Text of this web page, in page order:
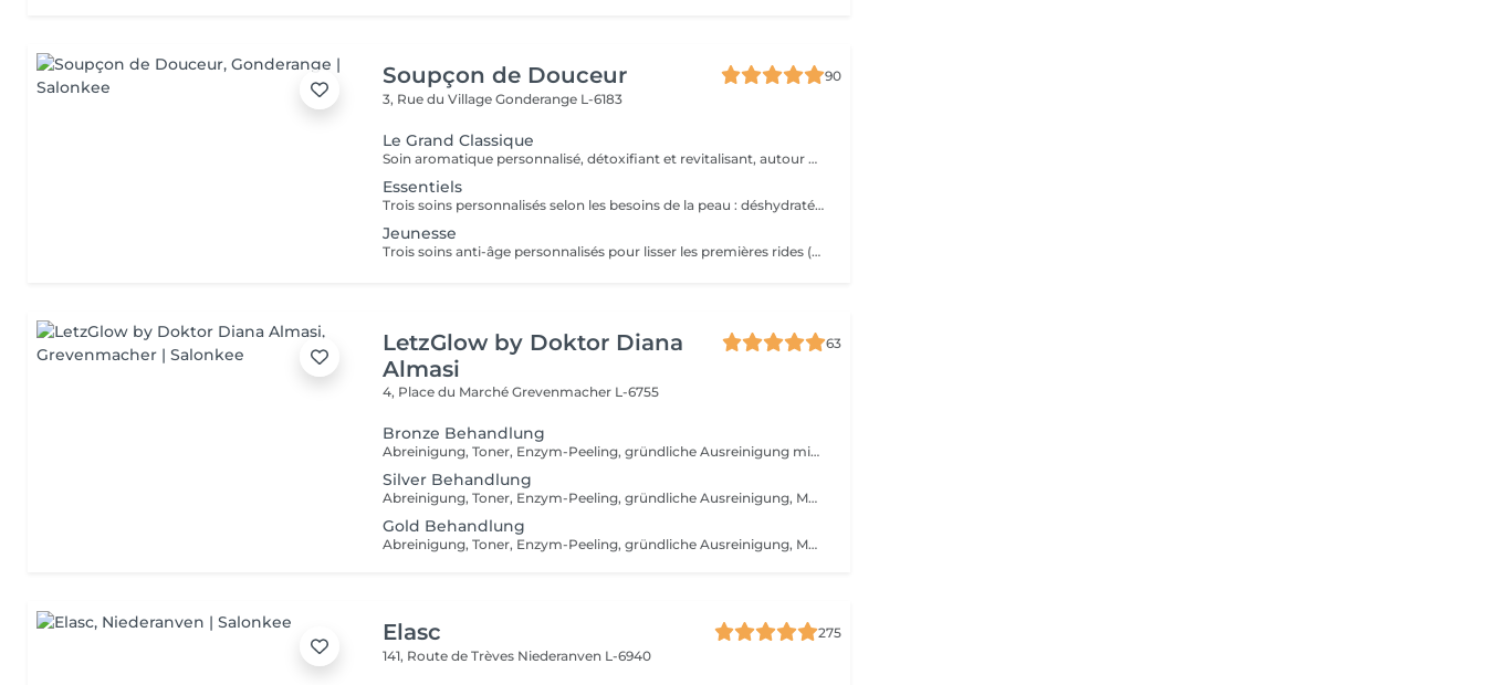
Soupçon de Douceur
90
3, Rue du VillageGonderange L-6183
Le Grand Classique
Soin aromatique personnalisé, détoxifiant et revitalisant, autour d'un nettoyage profond en 5 phases exclusives
Essentiels
Trois soins personnalisés selon les besoins de la peau : déshydratée (HYDRALESSENCE), dénutrie, sèche à très sèche (NUTRILESSENCE) ou sensible, avec rougeurs (CALMESSENCE)
Jeunesse
Trois soins anti-âge personnalisés pour lisser les premières rides (ELASTINE), combler les rides profondes (TIME RESIST), ou raffermir l'ovale du visage (OPTIMIZER)
LetzGlow by Doktor Diana
Almasi
63
4, Place du MarchéGrevenmacher L-6755
Bronze Behandlung
Abreinigung, Toner, Enzym-Peeling, gründliche Ausreinigung mit Hydrafacial Gerät, manuelle Ausreinigung (nach dem Bedarf), beruhigende Vliesmaske, Abschlusspflege, Sonnenschutzcreme
Silver Behandlung
Abreinigung, Toner, Enzym-Peeling, gründliche Ausreinigung, Massage, Wirkstoffeinschleusen mit Kalt- und Heißhammergerät, Vliesmaske, Abschlusspflege, Sonnenschutzcreme
Gold Behandlung
Abreinigung, Toner, Enzym-Peeling, gründliche Ausreinigung, Massage, Radiofrequenzbehandlung, Vliesmaske, Abschlusspflege, Sonnenschutzcreme
Elasc
275
141, Route de Trèves Niederanven L-6940